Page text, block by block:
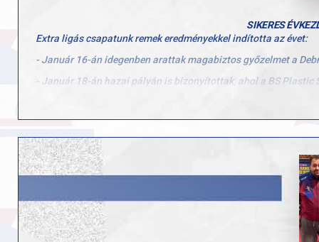
SIKERES
Extra ligás csapatunk remek eredményekkel indította az évet:
- Január 16-án idegenben arattak magabiztos győzelmet a
- Január 18-án hazai pályán is bizonyítottak, ahol a BS
Utánpótlás játékosaink is kitettek magukért a Budapest
- Péntek Gábor Levente U13-ban bronzérmet szerzett, U12-
- Bancsó Belián, Németh Bence és Nagy Marci is szép
- Kozári Julka, Szabó Zsófi és Szűcs Panni is remekül
Gratulálunk minden játékosnak és edzőnek a fantasztikus